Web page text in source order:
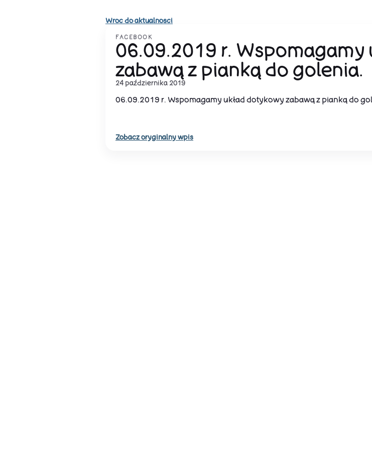
Wroc do aktualnosci
FACEBOOK
06.09.2019 r. Wspomagamy
zabawą z pianką do golenia.
24 października 2019
06.09.2019 r. Wspomagamy układ dotykowy zabawą z pianką do
Zobacz oryginalny wpis